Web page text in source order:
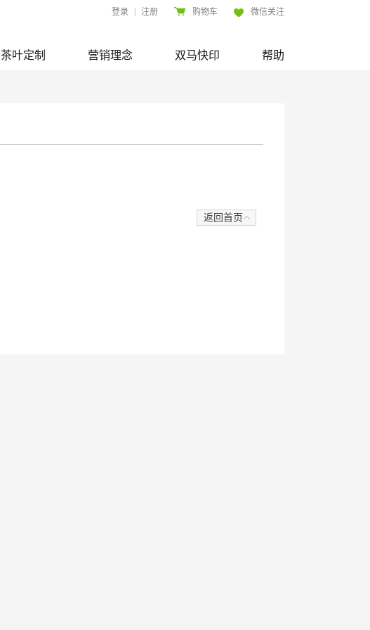
登录 注册 购物车 微信关注
茶叶定制 营销理念 双马快印 帮助
返回首页